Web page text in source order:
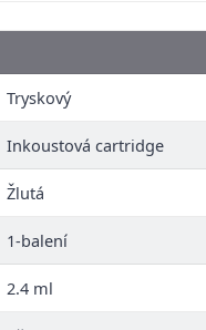
Tryskový
Inkoustová cartridge
Žlutá
1-balení
2.4 ml